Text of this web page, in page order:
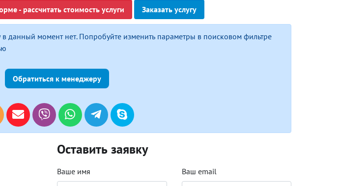
- рассчитать стоимость услуги Заказать услугу
момент нет. Попробуйте изменить параметры в поисковом фильтре
Обратиться к менеджеру
Оставить заявку
Ваше имя Ваш email